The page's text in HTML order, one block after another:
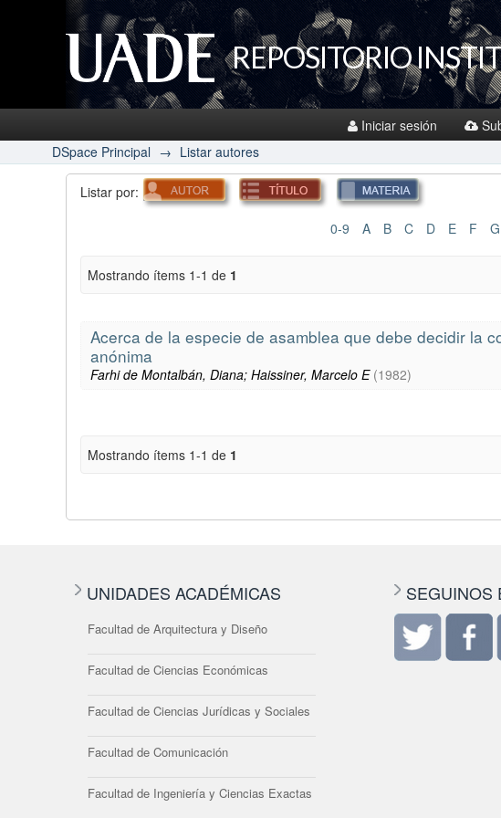
REPOSITORIO
Iniciar sesión
DSpace Principal → Listar autores
Listar por:
0-9 A B C D E F G
Mostrando ítems 1-1 de 1
Acerca de la especie de asamblea que debe decidir la
anónima
Farhi de Montalbán, Diana; Haissiner, Marcelo E (1982)
Mostrando ítems 1-1 de 1
UNIDADES ACADÉMICAS
Facultad de Arquitectura y Diseño
Facultad de Ciencias Económicas
Facultad de Ciencias Jurídicas y Sociales
Facultad de Comunicación
Facultad de Ingeniería y Ciencias Exactas
SEGUINOS